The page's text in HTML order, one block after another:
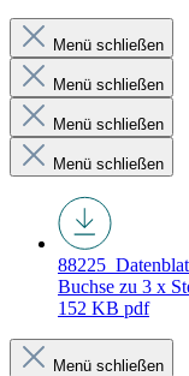
Menü schließen
Menü schließen
Menü schließen
Menü schließen
Buchse zu 3 x
152 KB pdf
Menü schließen